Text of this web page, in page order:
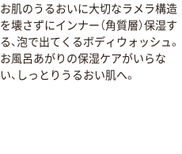
お肌のうるおいに大切なラメラ構造
を壊さずにインナー（角質層）保湿す
る、泡で出てくるボディウォッシュ。
お風呂あがりの保湿ケアがいらな
い、しっとりうるおい肌へ。